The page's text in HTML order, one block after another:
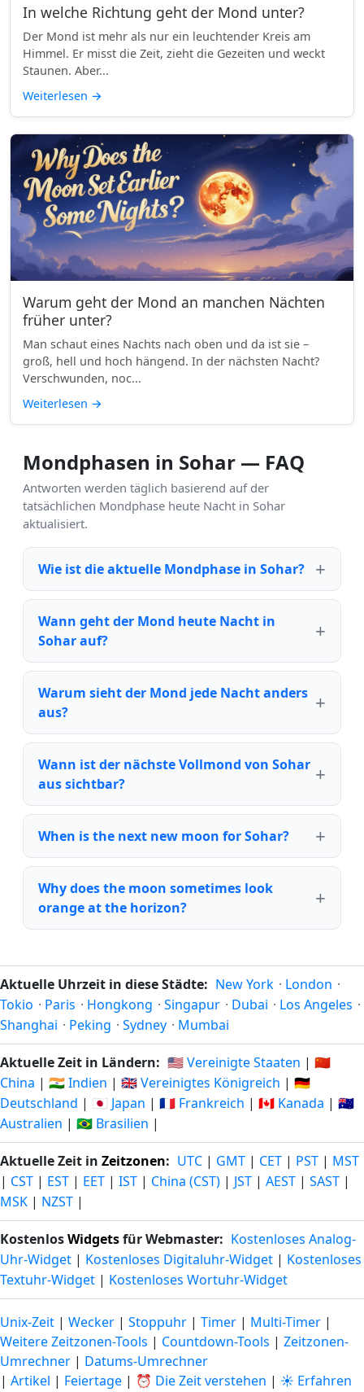
In welche Richtung geht der Mond unter?
Der Mond ist mehr als nur ein leuchtender Kreis am
Himmel. Er misst die Zeit, zieht die Gezeiten und weckt
Staunen. Aber...
Weiterlesen →
Warum geht der Mond an manchen Nächten
früher unter?
Man schaut eines Nachts nach oben und da ist sie –
groß, hell und hoch hängend. In der nächsten Nacht?
Verschwunden, noc...
Weiterlesen →
Mondphasen in Sohar — FAQ
Antworten werden täglich basierend auf der
tatsächlichen Mondphase heute Nacht in Sohar
aktualisiert.
Wie ist die aktuelle Mondphase in Sohar?
Wann geht der Mond heute Nacht in
Sohar auf?
Warum sieht der Mond jede Nacht anders
aus?
Wann ist der nächste Vollmond von Sohar
aus sichtbar?
When is the next new moon for Sohar?
Why does the moon sometimes look
orange at the horizon?
Aktuelle Uhrzeit in diese Städte: New York · London ·
Tokio · Paris · Hongkong · Singapur · Dubai · Los Angeles ·
Shanghai · Peking · Sydney · Mumbai
Aktuelle Zeit in Ländern: 🇺🇸 Vereinigte Staaten | 🇨🇳
China | 🇮🇳 Indien | 🇬🇧 Vereinigtes Königreich | 🇩🇪
Deutschland | 🇯🇵 Japan | 🇫🇷 Frankreich | 🇨🇦 Kanada | 🇦🇺
Australien | 🇧🇷 Brasilien |
Aktuelle Zeit in Zeitzonen: UTC | GMT | CET | PST | MST
| CST | EST | EET | IST | China (CST) | JST | AEST | SAST |
MSK | NZST |
KostenlosWidgetsfür Webmaster: Kostenloses Analog-
Uhr-Widget | Kostenloses Digitaluhr-Widget | Kostenloses
Textuhr-Widget | Kostenloses Wortuhr-Widget
Unix-Zeit | Wecker | Stoppuhr | Timer | Multi-Timer |
Weitere Zeitzonen-Tools | Countdown-Tools | Zeitzonen-
Umrechner | Datums-Umrechner
| Artikel | Feiertage | ⏰ Die Zeit verstehen | ☀️ Erfahren